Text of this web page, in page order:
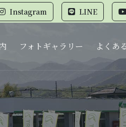
Instagram LINE
フォトギャラリー よくあ